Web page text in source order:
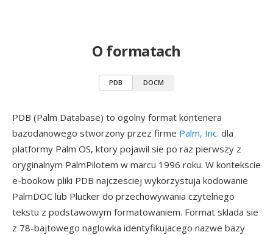
O formatach
PDB DOCM
PDB (Palm Database) to ogolny format kontenera
bazodanowego stworzony przez firme Palm, Inc. dla
platformy Palm OS, ktory pojawil sie po raz pierwszy z
oryginalnym PalmPilotem w marcu 1996 roku. W kontekscie
e-bookow pliki PDB najczesciej wykorzystuja kodowanie
PalmDOC lub Plucker do przechowywania czytelnego
tekstu z podstawowym formatowaniem. Format sklada sie
z 78-bajtowego naglowka identyfikujacego nazwe bazy